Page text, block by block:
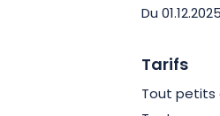
Du
Tarifs
Tout